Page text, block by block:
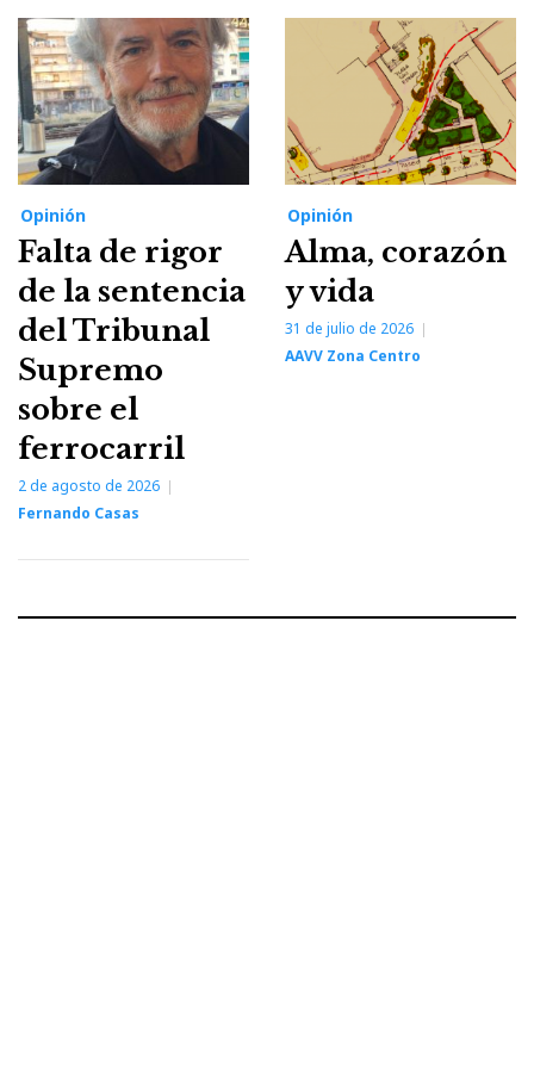
Opinión
Falta de rigor
de la sentencia
del Tribunal
Supremo
sobre el
ferrocarril
2 de agosto de 2026
Fernando Casas
Opinión
Alma, corazón
y vida
31 de julio de 2026
AAVV Zona Centro